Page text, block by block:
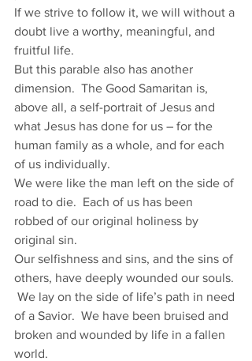
If we strive to follow it, we will without a
doubt live a worthy, meaningful, and
fruitful life.
But this parable also has another
dimension.  The Good Samaritan is,
above all, a self-portrait of Jesus and
what Jesus has done for us – for the
human family as a whole, and for each
of us individually.
We were like the man left on the side of
road to die.  Each of us has been
robbed of our original holiness by
original sin.
Our selfishness and sins, and the sins of
others, have deeply wounded our souls.
We lay on the side of life’s path in need
of a Savior.  We have been bruised and
broken and wounded by life in a fallen
world.